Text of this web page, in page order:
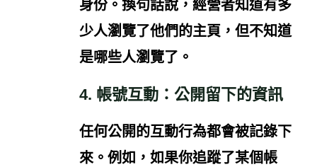
身份。換句話說，經營者知道有多
少人瀏覽了他們的主頁，但不知道
是哪些人瀏覽了。
4. 帳號互動：公開留下的資訊
任何公開的互動行為都會被記錄下
來。例如，如果你追蹤了某個帳